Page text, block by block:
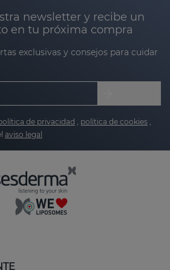
newsletter y recibe un
en tu próxima compra
exclusivas y consejos para cuidar
de privacidad política de cookies
aviso legal